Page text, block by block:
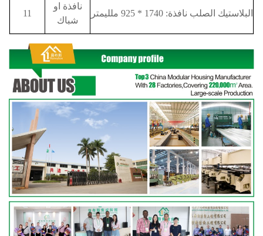
11
نافذة او
شباك
البلاستيك الصلب نافذة: 1740 * 925 ملليمتر